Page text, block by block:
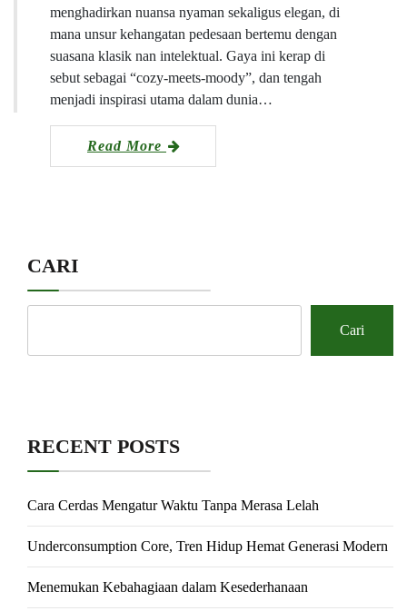
menghadirkan nuansa nyaman sekaligus elegan, di
mana unsur kehangatan pedesaan bertemu dengan
suasana klasik nan intelektual. Gaya ini kerap di
sebut sebagai “cozy-meets-moody”, dan tengah
menjadi inspirasi utama dalam dunia…
Read More
CARI
Cari
RECENT POSTS
Cara Cerdas Mengatur Waktu Tanpa Merasa Lelah
Underconsumption Core, Tren Hidup Hemat Generasi Modern
Menemukan Kebahagiaan dalam Kesederhanaan